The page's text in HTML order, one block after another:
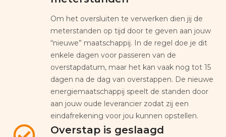
Om het oversluiten te verwerken dien jij de
meterstanden op tijd door te geven aan jouw
“nieuwe” maatschappij. In de regel doe je dit
enkele dagen voor passeren van de
overstapdatum, maar het kan vaak nog tot 15
dagen na de dag van overstappen. De nieuwe
energiemaatschappij speelt de standen door
aan jouw oude leverancier zodat zij een
eindafrekening voor jou kunnen opstellen.
Overstap is geslaagd